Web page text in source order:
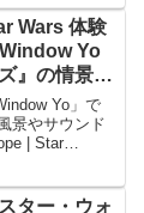
Wars 体験
Yo
』の情景が
Yo」で
景やサウンド
| Star
ター・ウォ